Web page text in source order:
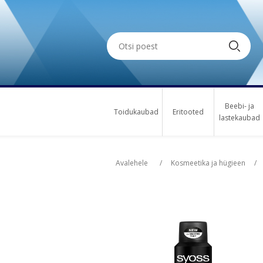
Toidukaubad Eritooted
Beebi- ja
lastekaubad
Avalehele / Kosmeetika ja hügieen /